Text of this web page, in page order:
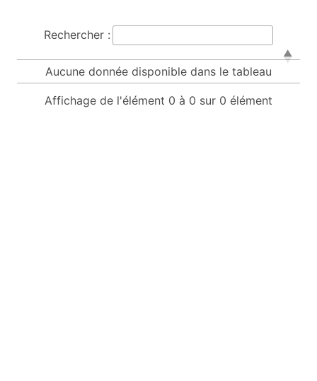
Rechercher :
Aucune donnée disponible dans le tableau
Affichage de l'élément 0 à 0 sur 0 élément